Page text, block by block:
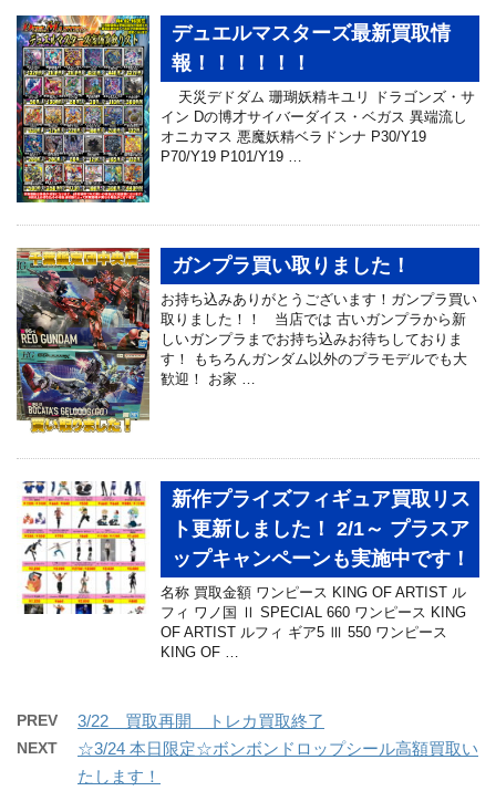
デュエルマスターズ最新買取情
報！！！！！！
天災デドダム 珊瑚妖精キユリ ドラゴンズ・サ
イン Dの博才サイバーダイス・ベガス 異端流し
オニカマス 悪魔妖精ベラドンナ P30/Y19
P70/Y19 P101/Y19 …
ガンプラ買い取りました！
お持ち込みありがとうございます！ガンプラ買い
取りました！！ 当店では 古いガンプラから新
しいガンプラまでお持ち込みお待ちしておりま
す！ もちろんガンダム以外のプラモデルでも大
歓迎！ お家 …
新作プライズフィギュア買取リス
ト更新しました！ 2/1～ プラスア
ップキャンペーンも実施中です！
名称 買取金額 ワンピース KING OF ARTIST ル
フィ ワノ国 Ⅱ SPECIAL 660 ワンピース KING
OF ARTIST ルフィ ギア5 Ⅲ 550 ワンピース
KING OF …
PREV 3/22 買取再開 トレカ買取終了
NEXT
☆3/24 本日限定☆ボンボンドロップシール高額買取い
たします！